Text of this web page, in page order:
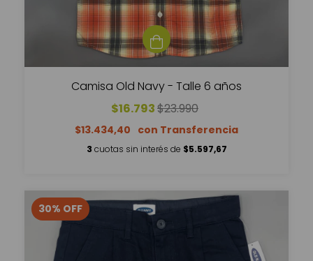
Camisa Old Navy - Talle 6 años
$16.793$23.990
$13.434,40
3 cuotas sin interés de $5.597,67
30% OFF